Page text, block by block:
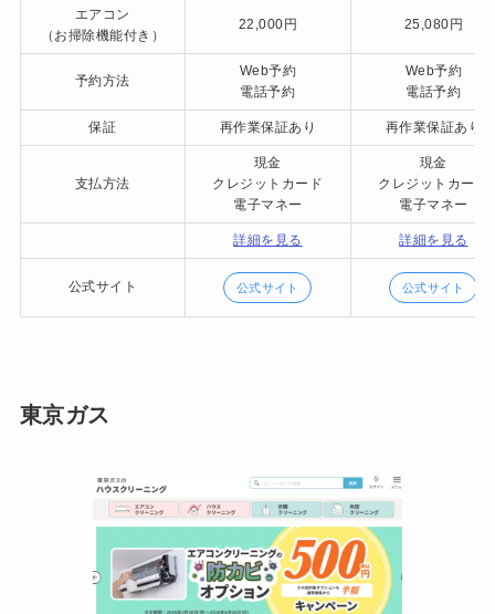
エアコン
（お掃除機能付き）
22,000円 25,080円
予約方法
Web予約
電話予約
Web予約
電話予約
保証 再作業保証あり 再作業保証あり
支払方法
現金
クレジットカード
電子マネー
現金
クレジットカード
電子マネー
詳細を見る 詳細を見る
公式サイト 公式サイト 公式サイト
東京ガス